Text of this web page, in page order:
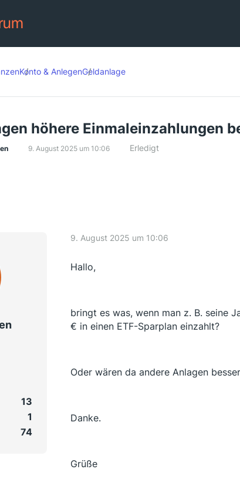
Konto & AnlegenGeldanlage
höhere Einmaleinzahlungen
9. August 2025 um 10:06 Erledigt
13
1
74
9. August 2025 um 10:06
Hallo,
bringt es was, wenn man z. B. seine
€ in einen ETF-Sparplan einzahlt?
Oder wären da andere Anlagen
Danke.
Grüße